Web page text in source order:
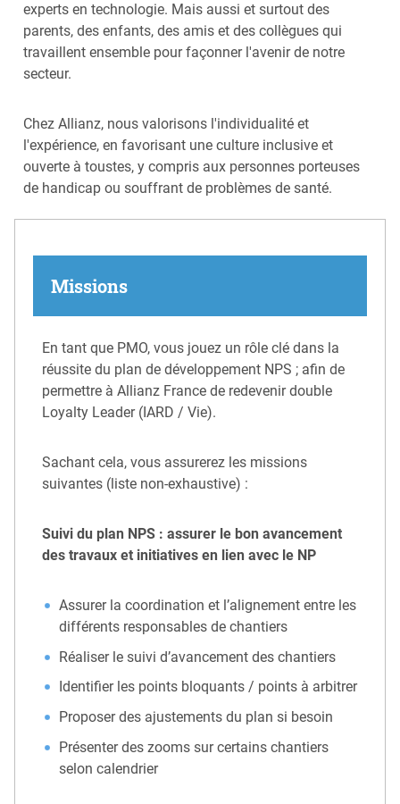
experts en technologie. Mais aussi et surtout des
parents, des enfants, des amis et des collègues qui
travaillent ensemble pour façonner l'avenir de notre
secteur.
Chez Allianz, nous valorisons l'individualité et
l'expérience, en favorisant une culture inclusive et
ouverte à toustes, y compris aux personnes porteuses
de handicap ou souffrant de problèmes de santé.
Missions
En tant que PMO, vous jouez un rôle clé dans la
réussite du plan de développement NPS ; afin de
permettre à Allianz France de redevenir double
Loyalty Leader (IARD / Vie).
Sachant cela, vous assurerez les missions
suivantes (liste non-exhaustive) :
Suivi du plan NPS : assurer le bon avancement
des travaux et initiatives en lien avec le NP
Assurer la coordination et l’alignement entre les
différents responsables de chantiers
Réaliser le suivi d’avancement des chantiers
Identifier les points bloquants / points à arbitrer
Proposer des ajustements du plan si besoin
Présenter des zooms sur certains chantiers
selon calendrier